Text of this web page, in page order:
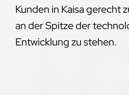
Kunden in Kaisa gerecht
an der Spitze der
Entwicklung zu stehen.